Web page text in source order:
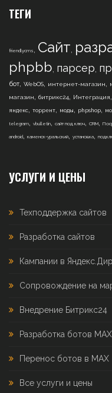
ТЕГИ
friendlycms , Сайт,
phpbb, парсер,
бот, WebOS, интернет-магазин,
магазин, битрикс24, Интеграция,
яндекс, торрент, моды , phpshop,
telegram, vbulletin, сайт под ключ, CRM,
android, каменск-уральский, установка,
УСЛУГИ И ЦЕНЫ
Техподдержка сайтов
Разработка сайтов
Кампании в
Сопровождение на
Внедрение Битрикс24
Разработка ботов MAX
Перенос ботов в MAX
Все услуги и цены